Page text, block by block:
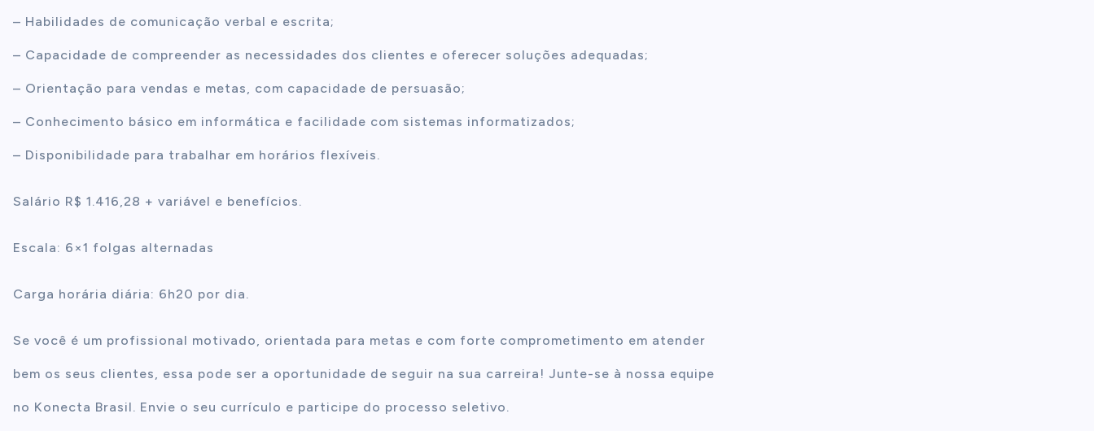
– Habilidades de comunicação verbal e escrita;
– Capacidade de compreender as necessidades dos clientes e oferecer soluções adequadas;
– Orientação para vendas e metas, com capacidade de persuasão;
– Conhecimento básico em informática e facilidade com sistemas informatizados;
– Disponibilidade para trabalhar em horários flexíveis.
Salário R$ 1.416,28 + variável e benefícios.
Escala: 6×1 folgas alternadas
Carga horária diária: 6h20 por dia.
Se você é um profissional motivado, orientada para metas e com forte comprometimento em atender
bem os seus clientes, essa pode ser a oportunidade de seguir na sua carreira! Junte-se à nossa equipe
no Konecta Brasil. Envie o seu currículo e participe do processo seletivo.